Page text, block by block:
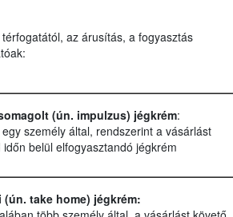
az árusítás, a fogyasztás
(ún. impulzus) jégkrém:
személy által, rendszerint a vásárlást
belül elfogyasztandó jégkrém
(ún. take home) jégkrém: